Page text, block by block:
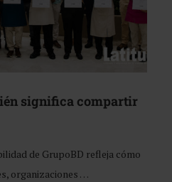
significa compartir
de GrupoBD refleja cómo
organizaciones …